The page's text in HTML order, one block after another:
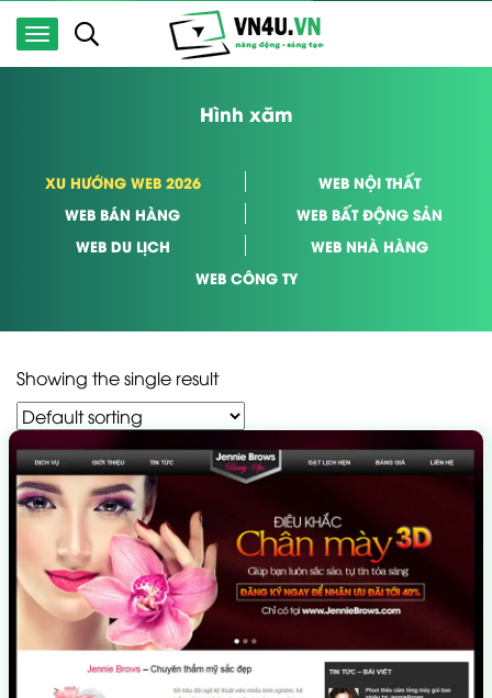
Hình xăm
XU HƯỚNG WEB 2026
WEB NỘI THẤT
WEB BÁN HÀNG
WEB BẤT ĐỘNG SẢN
WEB DU LỊCH
WEB NHÀ HÀNG
WEB CÔNG TY
Showing the single result